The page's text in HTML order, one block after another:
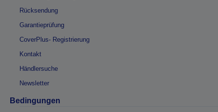
Rücksendung
Garantieprüfung
CoverPlus- Registrierung
Kontakt
Händlersuche
Newsletter
Bedingungen